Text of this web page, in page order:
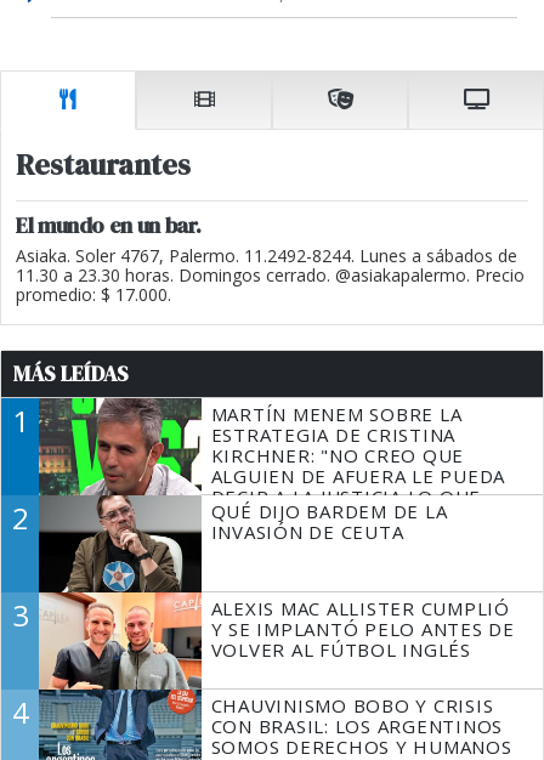
Restaurantes
El mundo en un bar.
Asiaka. Soler 4767, Palermo. 11.2492-8244. Lunes a sábados de
11.30 a 23.30 horas. Domingos cerrado. @asiakapalermo. Precio
promedio: $ 17.000.
MÁS LEÍDAS
1
MARTÍN MENEM SOBRE LA
ESTRATEGIA DE CRISTINA
KIRCHNER: "NO CREO QUE
ALGUIEN DE AFUERA LE PUEDA
DECIR A LA JUSTICIA LO QUE
TIENE QUE HACER"
2
QUÉ DIJO BARDEM DE LA
INVASIÓN DE CEUTA
3
ALEXIS MAC ALLISTER CUMPLIÓ
Y SE IMPLANTÓ PELO ANTES DE
VOLVER AL FÚTBOL INGLÉS
4
CHAUVINISMO BOBO Y CRISIS
CON BRASIL: LOS ARGENTINOS
SOMOS DERECHOS Y HUMANOS